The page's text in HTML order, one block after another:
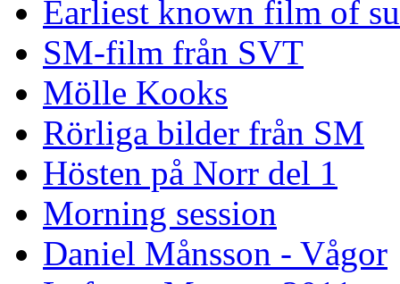
Earliest known film of
SM-film från SVT
Mölle Kooks
Rörliga bilder från SM
Hösten på Norr del 1
Morning session
Daniel Månsson - Vågor